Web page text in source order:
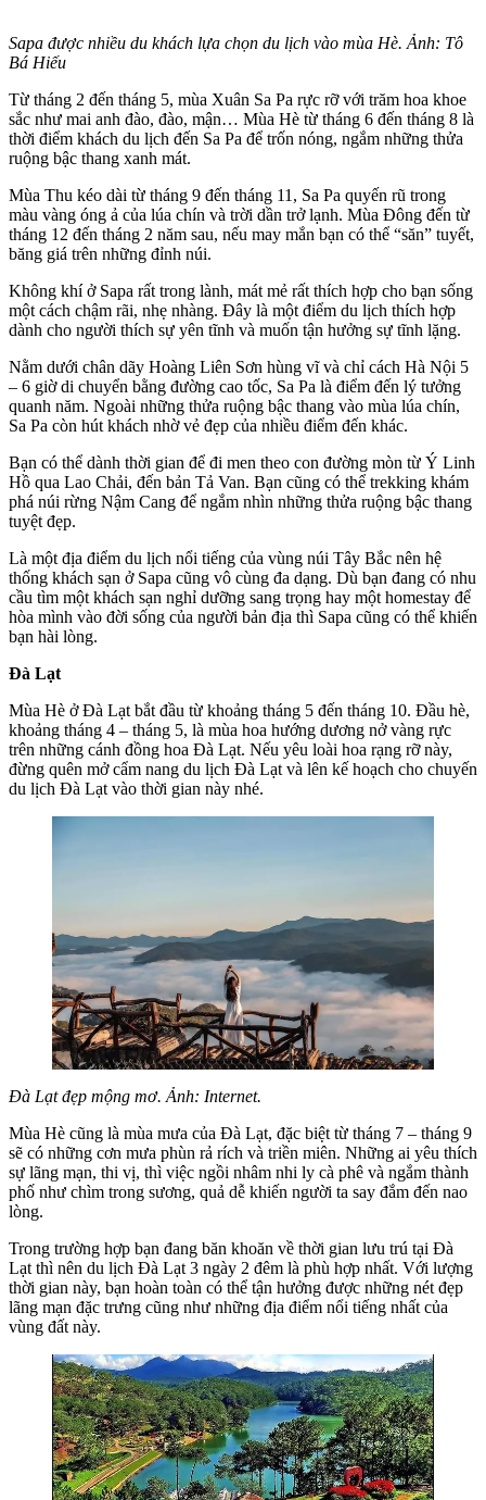
Sapa được nhiều du khách lựa chọn du lịch vào mùa Hè. Ảnh: Tô
Bá Hiếu
Từ tháng 2 đến tháng 5, mùa Xuân Sa Pa rực rỡ với trăm hoa khoe
sắc như mai anh đào, đào, mận… Mùa Hè từ tháng 6 đến tháng 8 là
thời điểm khách du lịch đến Sa Pa để trốn nóng, ngắm những thửa
ruộng bậc thang xanh mát.
Mùa Thu kéo dài từ tháng 9 đến tháng 11, Sa Pa quyến rũ trong
màu vàng óng ả của lúa chín và trời dần trở lạnh. Mùa Đông đến từ
tháng 12 đến tháng 2 năm sau, nếu may mắn bạn có thể “săn” tuyết,
băng giá trên những đỉnh núi.
Không khí ở Sapa rất trong lành, mát mẻ rất thích hợp cho bạn sống
một cách chậm rãi, nhẹ nhàng. Đây là một điểm du lịch thích hợp
dành cho người thích sự yên tĩnh và muốn tận hưởng sự tĩnh lặng.
Nằm dưới chân dãy Hoàng Liên Sơn hùng vĩ và chỉ cách Hà Nội 5
– 6 giờ di chuyển bằng đường cao tốc, Sa Pa là điểm đến lý tưởng
quanh năm. Ngoài những thửa ruộng bậc thang vào mùa lúa chín,
Sa Pa còn hút khách nhờ vẻ đẹp của nhiều điểm đến khác.
Bạn có thể dành thời gian để đi men theo con đường mòn từ Ý Linh
Hồ qua Lao Chải, đến bản Tả Van. Bạn cũng có thể trekking khám
phá núi rừng Nậm Cang để ngắm nhìn những thửa ruộng bậc thang
tuyệt đẹp.
Là một địa điểm du lịch nổi tiếng của vùng núi Tây Bắc nên hệ
thống khách sạn ở Sapa cũng vô cùng đa dạng. Dù bạn đang có nhu
cầu tìm một khách sạn nghỉ dưỡng sang trọng hay một homestay để
hòa mình vào đời sống của người bản địa thì Sapa cũng có thể khiến
bạn hài lòng.
Đà Lạt
Mùa Hè ở Đà Lạt bắt đầu từ khoảng tháng 5 đến tháng 10. Đầu hè,
khoảng tháng 4 – tháng 5, là mùa hoa hướng dương nở vàng rực
trên những cánh đồng hoa Đà Lạt. Nếu yêu loài hoa rạng rỡ này,
đừng quên mở cẩm nang du lịch Đà Lạt và lên kế hoạch cho chuyến
du lịch Đà Lạt vào thời gian này nhé.
Đà Lạt đẹp mộng mơ. Ảnh: Internet.
Mùa Hè cũng là mùa mưa của Đà Lạt, đặc biệt từ tháng 7 – tháng 9
sẽ có những cơn mưa phùn rả rích và triền miên. Những ai yêu thích
sự lãng mạn, thi vị, thì việc ngồi nhâm nhi ly cà phê và ngắm thành
phố như chìm trong sương, quả dễ khiến người ta say đắm đến nao
lòng.
Trong trường hợp bạn đang băn khoăn về thời gian lưu trú tại Đà
Lạt thì nên du lịch Đà Lạt 3 ngày 2 đêm là phù hợp nhất. Với lượng
thời gian này, bạn hoàn toàn có thể tận hưởng được những nét đẹp
lãng mạn đặc trưng cũng như những địa điểm nổi tiếng nhất của
vùng đất này.